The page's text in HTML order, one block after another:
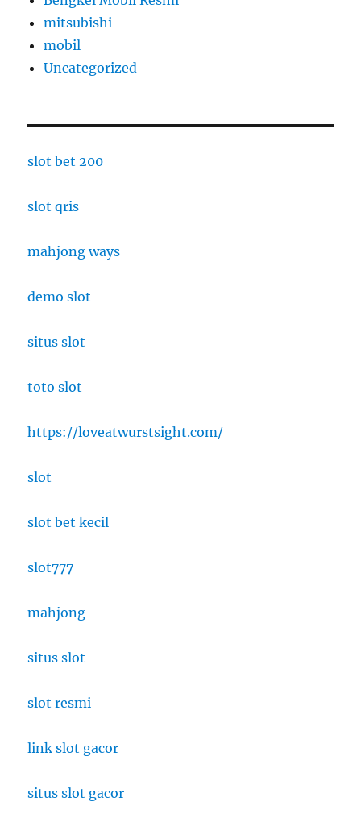
mitsubishi
mobil
Uncategorized
slot bet 200
slot qris
mahjong ways
demo slot
situs slot
toto slot
https://loveatwurstsight.com/
slot
slot bet kecil
slot777
mahjong
situs slot
slot resmi
link slot gacor
situs slot gacor